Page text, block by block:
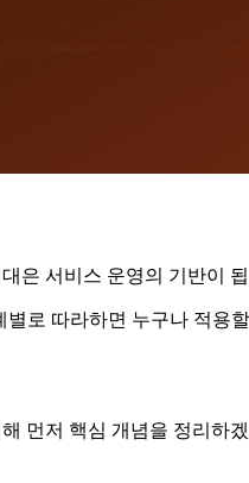
은 서비스 운영의 기반이
로 따라하면 누구나 적용
먼저 핵심 개념을 정리